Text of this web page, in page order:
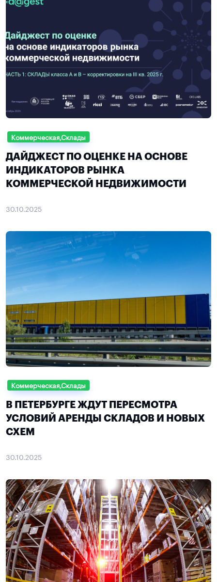
Коммерческая,Склады
ДАЙДЖЕСТ ПО ОЦЕНКЕ НА ОСНОВЕ
ИНДИКАТОРОВ РЫНКА
КОММЕРЧЕСКОЙ НЕДВИЖИМОСТИ
30.10.2025
Коммерческая,Склады
В ПЕТЕРБУРГЕ ЖДУТ ПЕРЕСМОТРА
УСЛОВИЙ АРЕНДЫ СКЛАДОВ И НОВЫХ
СХЕМ
30.10.2025